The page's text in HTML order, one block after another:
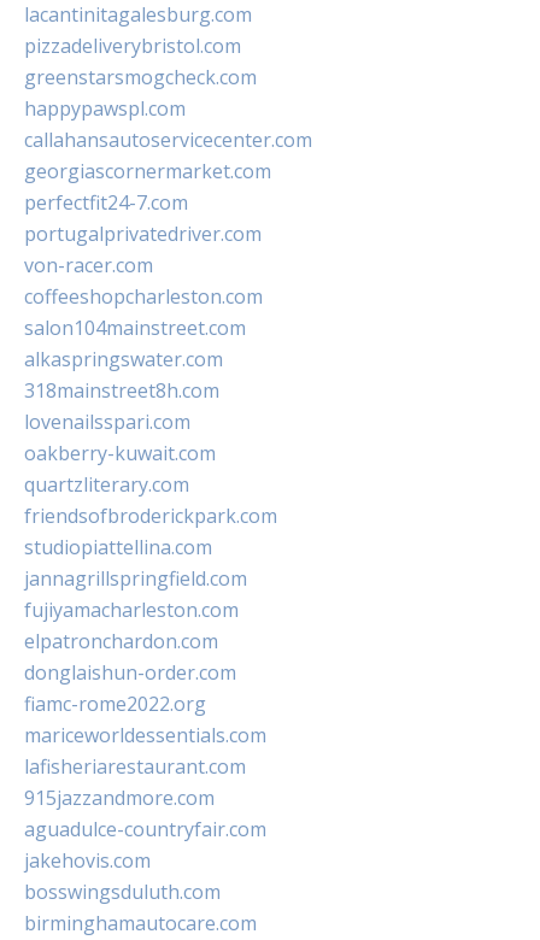
lacantinitagalesburg.com
pizzadeliverybristol.com
greenstarsmogcheck.com
happypawspl.com
callahansautoservicecenter.com
georgiascornermarket.com
perfectfit24-7.com
portugalprivatedriver.com
von-racer.com
coffeeshopcharleston.com
salon104mainstreet.com
alkaspringswater.com
318mainstreet8h.com
lovenailsspari.com
oakberry-kuwait.com
quartzliterary.com
friendsofbroderickpark.com
studiopiattellina.com
jannagrillspringfield.com
fujiyamacharleston.com
elpatronchardon.com
donglaishun-order.com
fiamc-rome2022.org
mariceworldessentials.com
lafisheriarestaurant.com
915jazzandmore.com
aguadulce-countryfair.com
jakehovis.com
bosswingsduluth.com
birminghamautocare.com